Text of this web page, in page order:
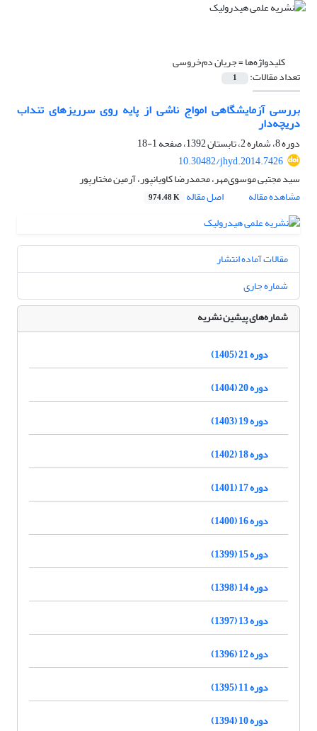
کلیدواژه‌ها =جریان دم‌خروسی
تعداد مقالات: 1
بررسی آزمایشگاهی امواج ناشی از پایه روی سرریزهای تنداب
دریچه‌دار
دوره 8، شماره 2، تابستان 1392، صفحه
1-18
10.30482/jhyd.2014.7426
سید مجتبی موسوی‌مهر، محمدرضا کاویانپور، آرمین مختارپور
مشاهده مقاله
اصل مقاله 974.48 K
مقالات آماده انتشار
شماره جاری
شماره‌های پیشین نشریه
دوره 21 (1405)
دوره 20 (1404)
دوره 19 (1403)
دوره 18 (1402)
دوره 17 (1401)
دوره 16 (1400)
دوره 15 (1399)
دوره 14 (1398)
دوره 13 (1397)
دوره 12 (1396)
دوره 11 (1395)
دوره 10 (1394)